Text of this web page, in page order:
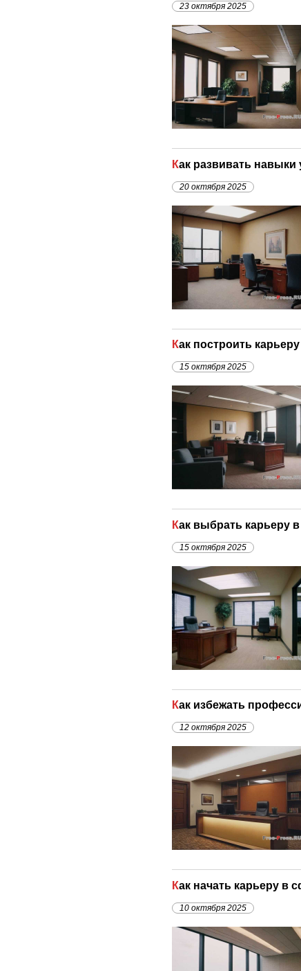
23 октября 2025
Как развивать
20 октября 2025
Как построить
15 октября 2025
Как выбрать
15 октября 2025
Как избежать
12 октября 2025
Как начать карьеру
10 октября 2025